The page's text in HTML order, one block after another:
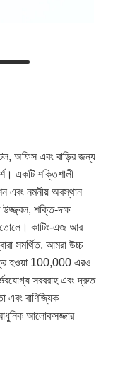
অফিস এবং বাড়ির জন্য
একটি শক্তিশালী
এবং নমনীয় অবস্থান
শক্তি-দক্ষ
তোলে। কাটিং-এজ আর
সমর্থিত, আমরা উচ্চ
হওয়া 100,000 এরও
সরবরাহ এবং দ্রুত
এবং বাণিজ্যিক
আধুনিক আলোকসজ্জার